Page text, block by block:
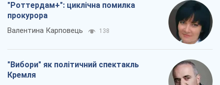
"Роттердам+": циклічна помилка
прокурора
Валентина Карповець 138
"Вибори" як політичний спектакль
Кремля